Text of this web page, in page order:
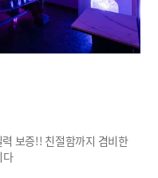
보증!! 친절함까지 겸비한
다